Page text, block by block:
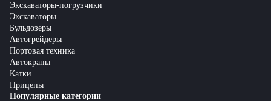
Экскаваторы-погрузчики
Экскаваторы
Бульдозеры
Автогрейдеры
Портовая техника
Автокраны
Катки
Прицепы
Популярные категории